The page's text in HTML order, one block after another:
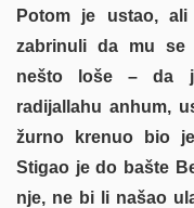
Potom je ustao,
zabrinuli da mu se
nešto loše – da
radijallahu anhum,
žurno krenuo bio
Stigao je do bašte
nje, ne bi li našao